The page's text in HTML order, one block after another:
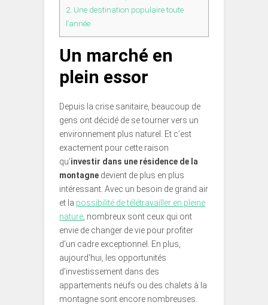
2. Une destination populaire toute
l’année
Un marché en
plein essor
Depuis la crise sanitaire, beaucoup de
gens ont décidé de se tourner vers un
environnement plus naturel. Et c’est
exactement pour cette raison
qu’investir dans une résidence de la
montagne devient de plus en plus
intéressant. Avec un besoin de grand air
et la possibilité de télétravailler en pleine
nature, nombreux sont ceux qui ont
envie de changer de vie pour profiter
d’un cadre exceptionnel. En plus,
aujourd’hui, les opportunités
d’investissement dans des
appartements neufs ou des chalets à la
montagne sont encore nombreuses.